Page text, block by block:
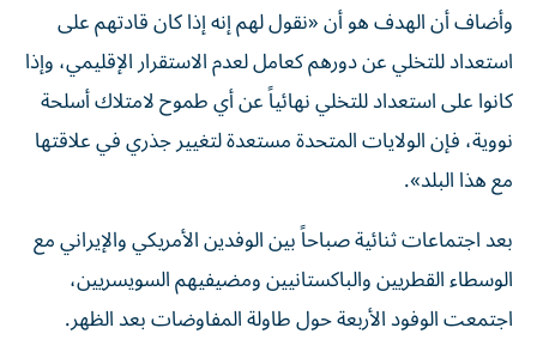
وأضاف أن الهدف هو أن «نقول لهم إنه إذا كان قادتهم على
استعداد للتخلي عن دورهم كعامل لعدم الاستقرار الإقليمي، وإذا
كانوا على استعداد للتخلي نهائياً عن أي طموح لامتلاك أسلحة
نووية، فإن الولايات المتحدة مستعدة لتغيير جذري في علاقتها
مع هذا البلد».
بعد اجتماعات ثنائية صباحاً بين الوفدين الأمريكي والإيراني مع
الوسطاء القطريين والباكستانيين ومضيفيهم السويسريين،
اجتمعت الوفود الأربعة حول طاولة المفاوضات بعد الظهر.